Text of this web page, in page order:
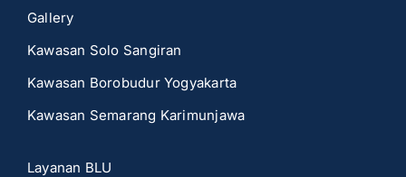
Gallery
Kawasan Solo Sangiran
Kawasan Borobudur Yogyakarta
Kawasan Semarang Karimunjawa
Layanan BLU